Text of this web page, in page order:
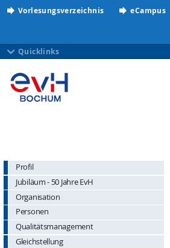
Vorlesungsverzeichnis eCampus
Quicklinks
Profil
Jubiläum - 50 Jahre EvH
Organisation
Personen
Qualitätsmanagement
Gleichstellung